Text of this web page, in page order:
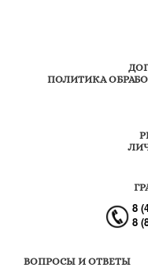
ПОЛИТИКА
8
8
ВОПРОСЫ И ОТВЕТЫ